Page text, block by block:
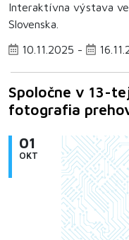
Interaktívna výstava
Slovenska.
10.11.2025 -
Spoločne v 13-
fotografia
01
OKT